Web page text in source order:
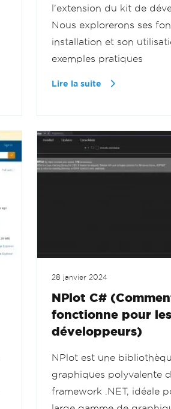
l'extension du kit de
Nous explorerons ses
installation et son
exemples pratiques
Lire la suite
28 janvier 2024
NPlot C#
fonctionne pour les
développeurs)
NPlot est une
graphiques polyvalente
framework .NET, idéale